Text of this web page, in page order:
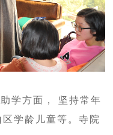
学方面， 坚持常年
学龄儿童等。寺院